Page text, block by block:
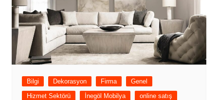
Bilgi Dekorasyon Firma
Genel
Hizmet Sektörü
İnegöl Mobilya online satış